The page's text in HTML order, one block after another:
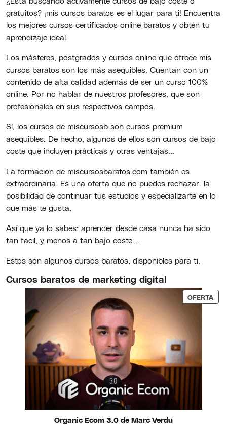
gratuitos? ¡mis cursos baratos es el lugar para ti! Encuentra
los mejores cursos certificados online baratos y obtén tu
aprendizaje ideal.
Los másteres, postgrados y cursos online que ofrece mis
cursos baratos son los más asequibles. Cuentan con un
contenido de alta calidad además de ser un curso 100%
online. Por no hablar de nuestros profesores, que son
profesionales en sus respectivos campos.
Sí, los cursos de miscursosb son cursos premium
asequibles. De hecho, algunos de ellos son cursos de bajo
coste que incluyen prácticas y otras ventajas…
La formación de miscursosbaratos.com también es
extraordinaria. Es una oferta que no puedes rechazar: la
posibilidad de continuar tus estudios y especializarte en lo
que más te gusta.
Así que ya lo sabes: aprender desde casa nunca ha sido
tan fácil, y menos a tan bajo coste…
Estos son algunos cursos baratos, disponibles para ti.
Cursos baratos de marketing digital
OFERTA
Organic Ecom 3.0 de Marc Verdu